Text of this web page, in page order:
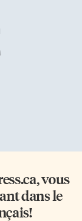
, vous
dans le